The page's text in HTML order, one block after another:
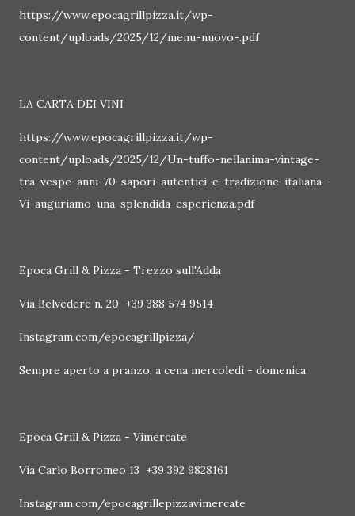
https://www.epocagrillpizza.it/wp-
content/uploads/2025/12/menu-nuovo-.pdf
LA CARTA DEI VINI
https://www.epocagrillpizza.it/wp-
content/uploads/2025/12/Un-tuffo-nellanima-vintage-
tra-vespe-anni-70-sapori-autentici-e-tradizione-italiana.-
Vi-auguriamo-una-splendida-esperienza.pdf
Epoca Grill & Pizza - Trezzo sull'Adda
Via Belvedere n. 20 +39 388 574 9514
Instagram.com/epocagrillpizza/
Sempre aperto a pranzo, a cena mercoledì - domenica
Epoca Grill & Pizza - Vimercate
Via Carlo Borromeo 13 +39 392 9828161
Instagram.com/epocagrillepizzavimercate